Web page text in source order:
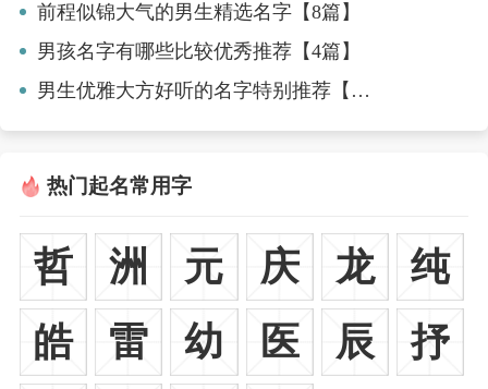
前程似锦大气的男生精选名字【8篇】
男孩名字有哪些比较优秀推荐【4篇】
男生优雅大方好听的名字特别推荐【6篇】
热门起名常用字
哲 洲 元 庆 龙
纯
皓
雷 幼 医 辰 抒